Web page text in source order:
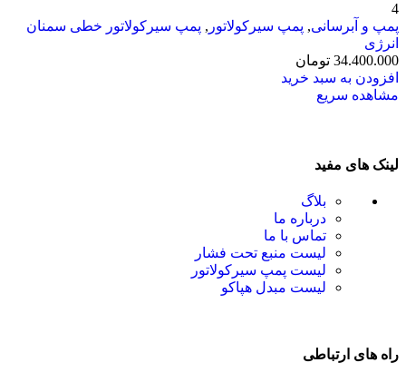
4
پمپ و آبرسانی, پمپ سیرکولاتور , پمپ سیرکولاتور خطی سمنان
انرژی
34.400.000 تومان
افزودن به سبد خرید
مشاهده سریع
لینک های مفید
بلاگ
درباره ما
تماس با ما
لیست منبع تحت فشار
لیست پمپ سیرکولاتور
لیست مبدل هپاکو
راه های ارتباطی